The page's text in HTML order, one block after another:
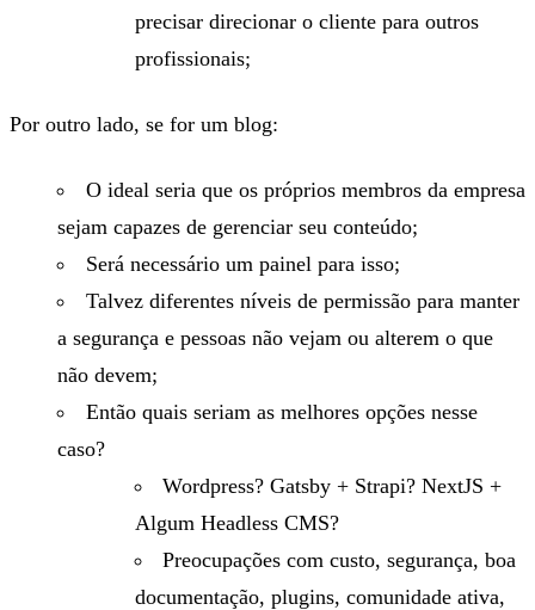
precisar direcionar o cliente para outros
profissionais;
Por outro lado, se for um blog:
O ideal seria que os próprios membros da empresa
sejam capazes de gerenciar seu conteúdo;
Será necessário um painel para isso;
Talvez diferentes níveis de permissão para manter
a segurança e pessoas não vejam ou alterem o que
não devem;
Então quais seriam as melhores opções nesse
caso?
Wordpress? Gatsby + Strapi? NextJS +
Algum Headless CMS?
Preocupações com custo, segurança, boa
documentação, plugins, comunidade ativa,